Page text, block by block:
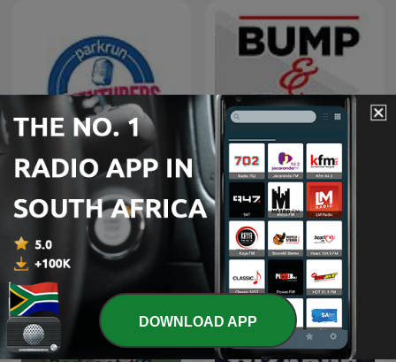
parkrun adventurers
podcast
Bump & Run
DOWNLOAD APP